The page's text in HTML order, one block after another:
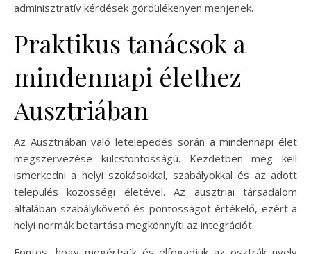
adminisztratív kérdések gördülékenyen menjenek.
Praktikus tanácsok a
mindennapi élethez
Ausztriában
Az Ausztriában való letelepedés során a mindennapi élet
megszervezése kulcsfontosságú. Kezdetben meg kell
ismerkedni a helyi szokásokkal, szabályokkal és az adott
település közösségi életével. Az ausztriai társadalom
általában szabálykövető és pontosságot értékelő, ezért a
helyi normák betartása megkönnyíti az integrációt.